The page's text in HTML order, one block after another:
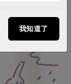
我知道了